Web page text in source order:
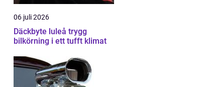
06 juli 2026
Däckbyte luleå trygg
bilkörning i ett tufft klimat